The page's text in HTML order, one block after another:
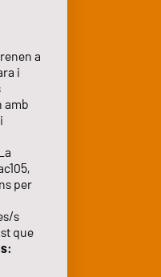
a
i
amb
per
s
que